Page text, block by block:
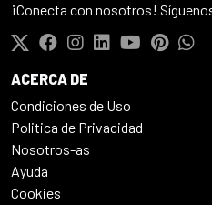
¡Conecta con nosotros!
ACERCA DE
Condiciones de Uso
Politica de Privacidad
Nosotros-as
Ayuda
Cookies